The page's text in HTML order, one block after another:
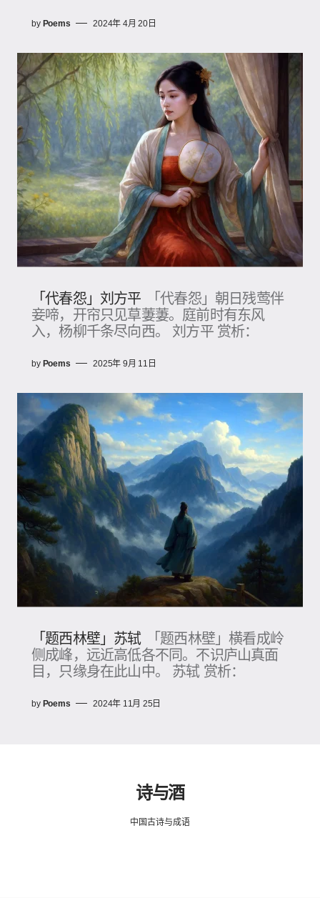
by Poems 2024年 4月 20日
「代春怨」刘方平
「代春怨」朝日残莺伴
妾啼，开帘只见草萋萋。庭前时有东风
入，杨柳千条尽向西。 刘方平 赏析：
by Poems 2025年 9月 11日
「题西林壁」苏轼
「题西林壁」横看成岭
侧成峰，远近高低各不同。不识庐山真面
目，只缘身在此山中。 苏轼 赏析：
by Poems 2024年 11月 25日
诗与酒
中国古诗与成语